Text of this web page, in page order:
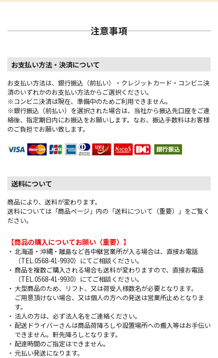
注意事項
お支払い方法・決済について
お支払い方法は、銀行振込（前払い）・クレジットカード・コンビニ決
済のいずれかのお支払い方法からご選択ください。
※コンビニ決済は現在、準備中のためご利用できません。
※銀行振込（前払い）を選択された場合は、当社から振込先口座をご連
絡後、指定期日内にお振込をお願いします。なお、振込手数料はお客様
のご負担でお願い致します。
送料について
商品により、送料が変わります。
送料については「商品ページ」内の「送料について（重要）」をご覧く
ださい。
【商品の購入についてお願い（重要）】
北海道・沖縄・離島など各中継営業所が入る場合は、直接お電話
（TEL.0568-41-9930）にてご相談ください。
商品を複数ご購入される場合も送料が変わりますので、直接お電話
（TEL.0568-41-9930）にてご相談ください。
大型商品のため、リフト、又は荷受人様数名が必要となります。
ご用意頂けない場合、又は個人の方への発送は営業所止めとなりま
す。
法人の方は、必ず法人名をご連絡ください。
配送ドライバーさんは商品荷降ろしや設置場所への搬入等はお手伝い
できません。軒先降ろしとなります。
配達時間のご指定はできません。
元払い発送になります。